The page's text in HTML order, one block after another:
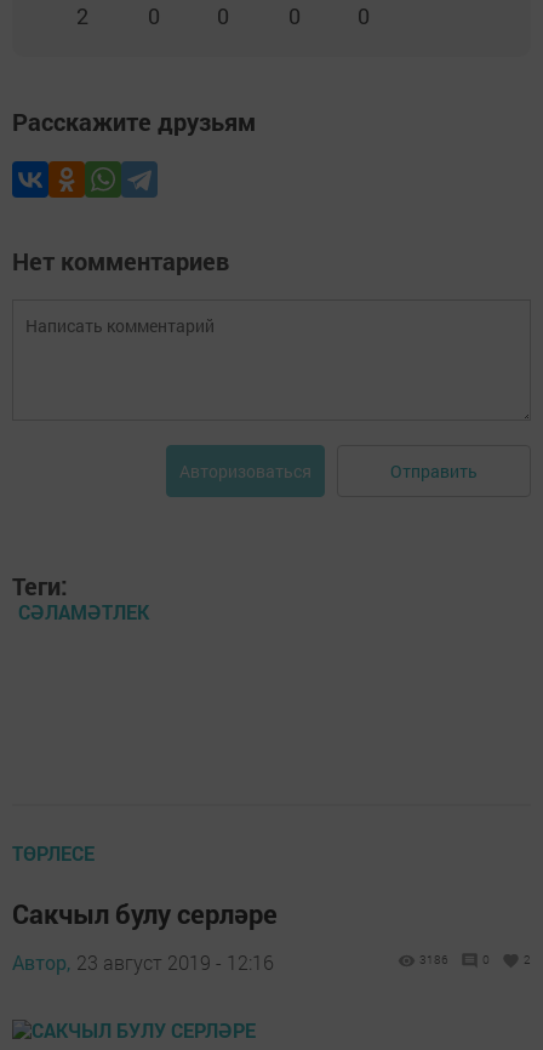
2 0 0 0 0
Расскажите друзьям
Нет комментариев
Авторизоваться Отправить
Теги:
СӘЛАМӘТЛЕК
ТӨРЛЕСЕ
Сакчыл булу серләре
Автор, 23 август 2019 - 12:16 3186 0 2